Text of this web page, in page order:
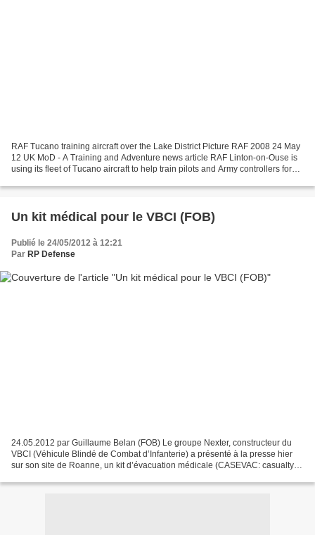
RAF Tucano training aircraft over the Lake District Picture RAF 2008 24 May
12 UK MoD - A Training and Adventure news article RAF Linton-on-Ouse is
using its fleet of Tucano aircraft to help train pilots and Army controllers for
Un kit médical pour le VBCI (FOB)
Publié le 24/05/2012 à 12:21
Par RP Defense
24.05.2012 par Guillaume Belan (FOB) Le groupe Nexter, constructeur du
VBCI (Véhicule Blindé de Combat d’Infanterie) a présenté à la presse hier
sur son site de Roanne, un kit d’évacuation médicale (CASEVAC: casualty